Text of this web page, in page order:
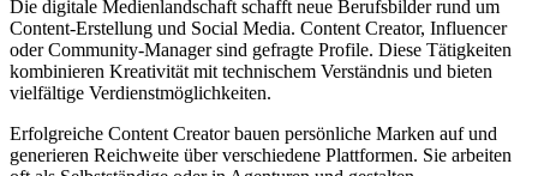
Die digitale Medienlandschaft schafft neue Berufsbilder rund um
Content-Erstellung und Social Media. Content Creator, Influencer
oder Community-Manager sind gefragte Profile. Diese Tätigkeiten
kombinieren Kreativität mit technischem Verständnis und bieten
vielfältige Verdienstmöglichkeiten.
Erfolgreiche Content Creator bauen persönliche Marken auf und
generieren Reichweite über verschiedene Plattformen. Sie arbeiten